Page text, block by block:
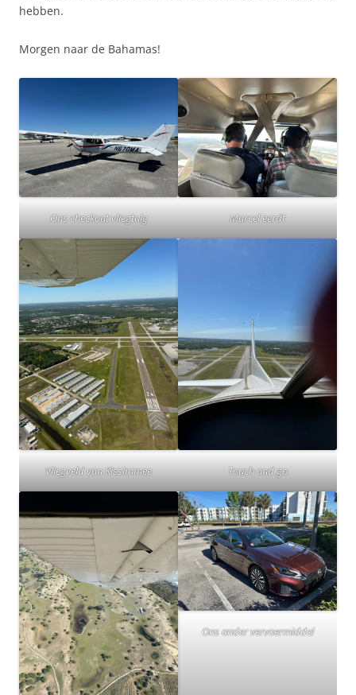
hebben.
Morgen naar de Bahamas!
Ons checkout vliegtuig Marcel eerdt
Vliegveld van Kissimmee Touch and go
Ons ander vervoermiddel